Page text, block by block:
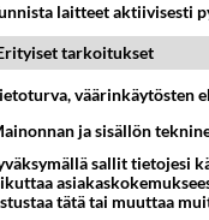
Suomi Janni
laitteet aktiivisesti
tarkoitukset
väärinkäytösten
ja sisällön
sallit tietojesi
tätä tai muuttaa